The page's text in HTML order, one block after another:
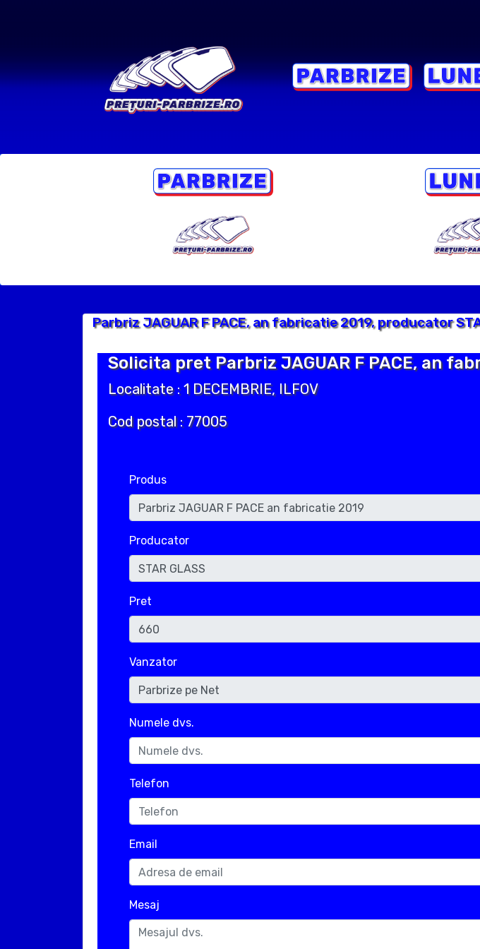
Parbriz JAGUAR F PACE, an fabricatie 2019, producator
Solicita pret Parbriz JAGUAR F PACE, an
Localitate : 1 DECEMBRIE, ILFOV
Cod postal : 77005
Produs
Producator
Pret
Vanzator
Numele dvs.
Telefon
Email
Mesaj